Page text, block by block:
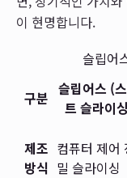
이 현명합니다.
슬립어
구분 슬립어스 (
트 슬라이
제조
방식
컴퓨터 제어
밀 슬라이싱